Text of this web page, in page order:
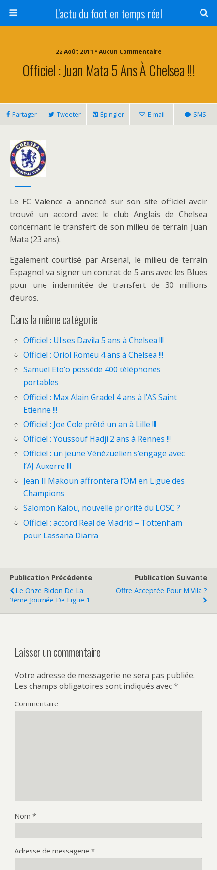
L'actu du foot en temps réel
22 Août 2011 • Aucun Commentaire
Officiel : Juan Mata 5 Ans À Chelsea !!!
Partager Tweeter Épingler E-mail SMS
Le FC Valence a annoncé sur son site officiel avoir
trouvé un accord avec le club Anglais de Chelsea
concernant le transfert de son milieu de terrain Juan
Mata (23 ans).
Egalement courtisé par Arsenal, le milieu de terrain
Espagnol va signer un contrat de 5 ans avec les Blues
pour une indemnitée de transfert de 30 millions
d’euros.
Dans la même catégorie
Officiel : Ulises Davila 5 ans à Chelsea !!!
Officiel : Oriol Romeu 4 ans à Chelsea !!!
Samuel Eto’o possède 400 téléphones
portables
Officiel : Max Alain Gradel 4 ans à l’AS Saint
Etienne !!!
Officiel : Joe Cole prêté un an à Lille !!!
Officiel : Youssouf Hadji 2 ans à Rennes !!!
Officiel : un jeune Vénézuelien s’engage avec
l’AJ Auxerre !!!
Jean II Makoun affrontera l’OM en Ligue des
Champions
Salomon Kalou, nouvelle priorité du LOSC ?
Officiel : accord Real de Madrid – Tottenham
pour Lassana Diarra
Publication Précédente
Le Onze Bidon De La
3ème Journée De Ligue 1
Publication Suivante
Offre Acceptée Pour M'Vila ?
Laisser un commentaire
Votre adresse de messagerie ne sera pas publiée.
Les champs obligatoires sont indiqués avec*
Commentaire
Nom *
Adresse de messagerie *